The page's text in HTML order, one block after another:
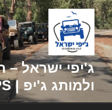
דילוג
לתוכן
ג'יפי ישראל –
ולמותג ג'יפ | ISRAEL JEEPS